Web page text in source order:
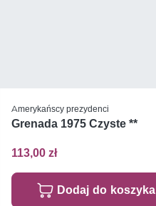
Amerykańscy prezydenci
Grenada 1975 Czyste **
113,00 zł
Dodaj do koszyka